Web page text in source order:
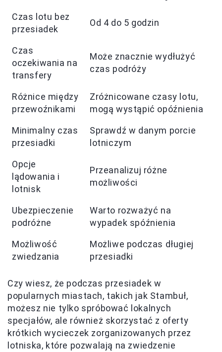
Czas lotu bez
przesiadek
Od 4 do 5 godzin
Czas
oczekiwania na
transfery
Może znacznie wydłużyć
czas podróży
Różnice między
przewoźnikami
Zróżnicowane czasy lotu,
mogą wystąpić opóźnienia
Minimalny czas
przesiadki
Sprawdź w danym porcie
lotniczym
Opcje
lądowania i
lotnisk
Przeanalizuj różne
możliwości
Ubezpieczenie
podróżne
Warto rozważyć na
wypadek spóźnienia
Możliwość
zwiedzania
Możliwe podczas długiej
przesiadki
Czy wiesz, że podczas przesiadek w
popularnych miastach, takich jak Stambuł,
możesz nie tylko spróbować lokalnych
specjałów, ale również skorzystać z oferty
krótkich wycieczek zorganizowanych przez
lotniska, które pozwalają na zwiedzenie